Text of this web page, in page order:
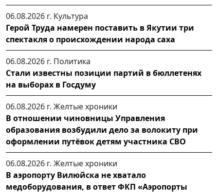
06.08.2026 г. Культура
Герой Труда намерен поставить в Якутии три
спектакля о происхождении народа саха
06.08.2026 г. Политика
Стали известны позиции партий в бюллетенях
на выборах в Госдуму
06.08.2026 г. Желтые хроники
В отношении чиновницы Управления
образования возбудили дело за волокиту при
оформлении путёвок детям участника СВО
06.08.2026 г. Желтые хроники
В аэропорту Вилюйска не хватало
медоборудования, в ответ ФКП «Аэропорты